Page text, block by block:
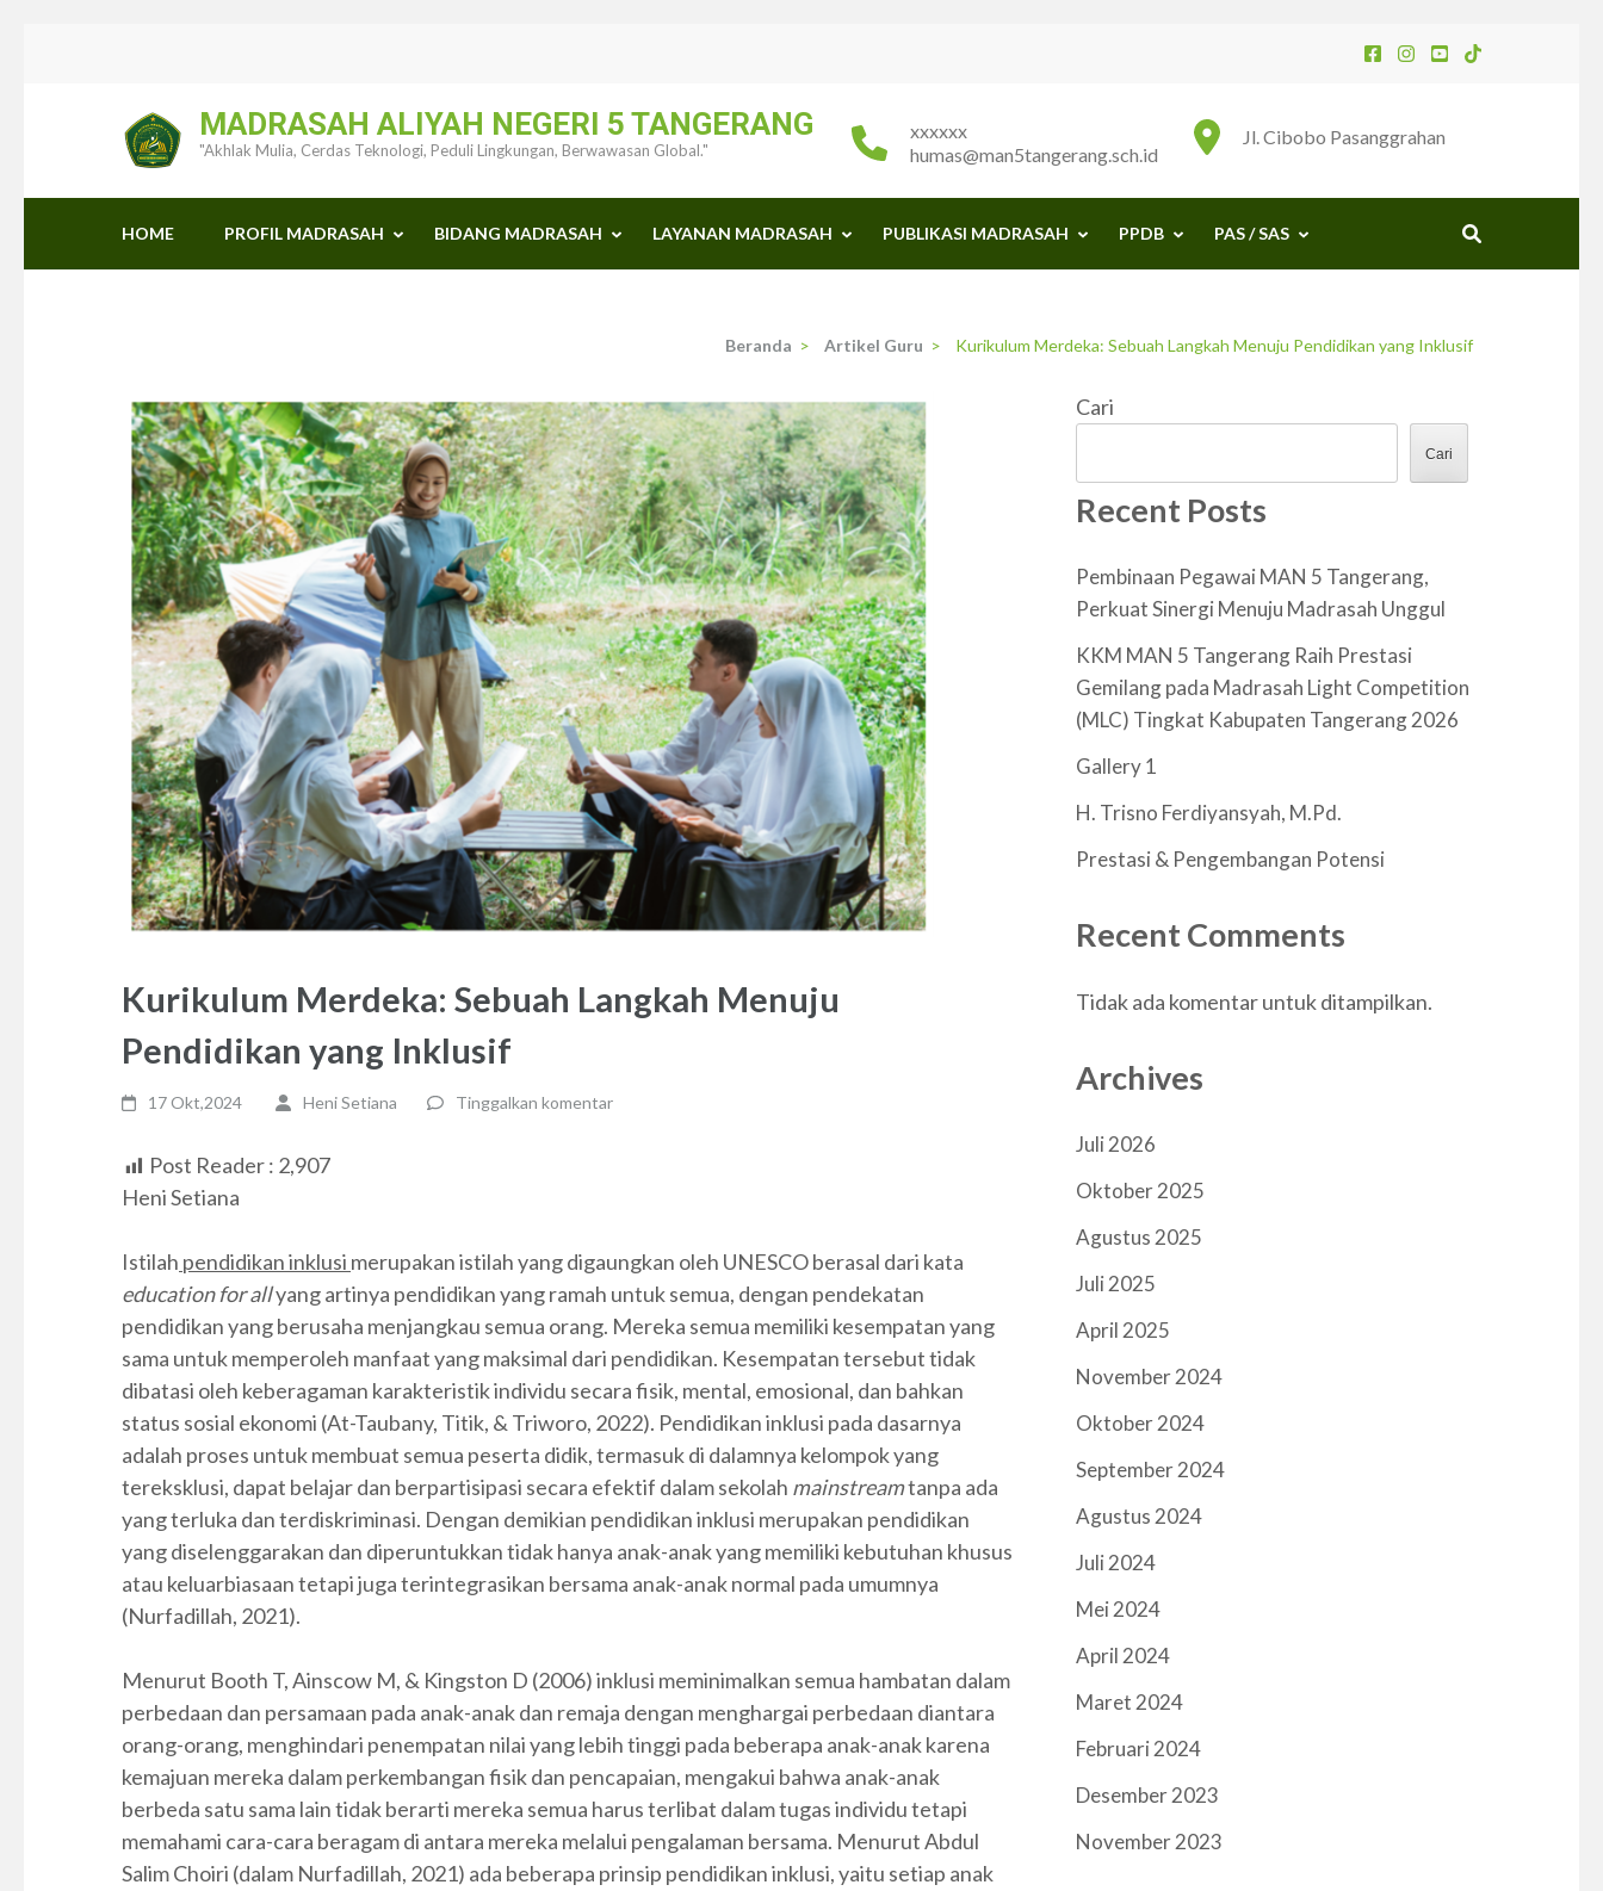
MADRASAH ALIYAH NEGERI 5 TANGERANG
"Akhlak Mulia, Cerdas Teknologi, Peduli Lingkungan, Berwawasan Global."
Jl. Cibobo Pasanggrahan
xxxxxx
humas@man5tangerang.sch.id
HOME PROFIL MADRASAH BIDANG MADRASAH LAYANAN MADRASAH PUBLIKASI MADRASAH PPDB PAS / SAS
Beranda > Artikel Guru > Kurikulum Merdeka: Sebuah Langkah Menuju Pendidikan yang Inklusif
Kurikulum Merdeka: Sebuah Langkah Menuju
Pendidikan yang Inklusif
17 Okt,2024 Heni Setiana Tinggalkan komentar
Post Reader : 2,907
Heni Setiana
Istilah pendidikan inklusi merupakan istilah yang digaungkan oleh UNESCO berasal dari kata
education for allyang artinya pendidikan yang ramah untuk semua, dengan pendekatan
pendidikan yang berusaha menjangkau semua orang. Mereka semua memiliki kesempatan yang
sama untuk memperoleh manfaat yang maksimal dari pendidikan. Kesempatan tersebut tidak
dibatasi oleh keberagaman karakteristik individu secara fisik, mental, emosional, dan bahkan
status sosial ekonomi (At-Taubany, Titik, & Triworo, 2022). Pendidikan inklusi pada dasarnya
adalah proses untuk membuat semua peserta didik, termasuk di dalamnya kelompok yang
tereksklusi, dapat belajar dan berpartisipasi secara efektif dalam sekolah mainstreamtanpa ada
yang terluka dan terdiskriminasi. Dengan demikian pendidikan inklusi merupakan pendidikan
yang diselenggarakan dan diperuntukkan tidak hanya anak-anak yang memiliki kebutuhan khusus
atau keluarbiasaan tetapi juga terintegrasikan bersama anak-anak normal pada umumnya
(Nurfadillah, 2021).
Menurut Booth T, Ainscow M, & Kingston D (2006) inklusi meminimalkan semua hambatan dalam
perbedaan dan persamaan pada anak-anak dan remaja dengan menghargai perbedaan diantara
orang-orang, menghindari penempatan nilai yang lebih tinggi pada beberapa anak-anak karena
kemajuan mereka dalam perkembangan fisik dan pencapaian, mengakui bahwa anak-anak
berbeda satu sama lain tidak berarti mereka semua harus terlibat dalam tugas individu tetapi
memahami cara-cara beragam di antara mereka melalui pengalaman bersama. Menurut Abdul
Salim Choiri (dalam Nurfadillah, 2021) ada beberapa prinsip pendidikan inklusi, yaitu setiap anak
Cari
Cari
Recent Posts
Pembinaan Pegawai MAN 5 Tangerang,
Perkuat Sinergi Menuju Madrasah Unggul
KKM MAN 5 Tangerang Raih Prestasi
Gemilang pada Madrasah Light Competition
(MLC) Tingkat Kabupaten Tangerang 2026
Gallery 1
H. Trisno Ferdiyansyah, M.Pd.
Prestasi & Pengembangan Potensi
Recent Comments
Tidak ada komentar untuk ditampilkan.
Archives
Juli 2026
Oktober 2025
Agustus 2025
Juli 2025
April 2025
November 2024
Oktober 2024
September 2024
Agustus 2024
Juli 2024
Mei 2024
April 2024
Maret 2024
Februari 2024
Desember 2023
November 2023